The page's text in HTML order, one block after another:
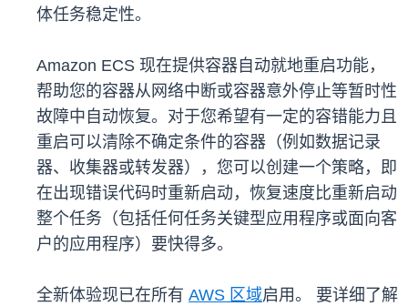
体任务稳定性。
Amazon ECS 现在提供容器自动就地重启功能，
帮助您的容器从网络中断或容器意外停止等暂时性
故障中自动恢复。对于您希望有一定的容错能力且
重启可以清除不确定条件的容器（例如数据记录
器、收集器或转发器），您可以创建一个策略，即
在出现错误代码时重新启动，恢复速度比重新启动
整个任务（包括任何任务关键型应用程序或面向客
户的应用程序）要快得多。
全新体验现已在所有 AWS 区域启用。 要详细了解